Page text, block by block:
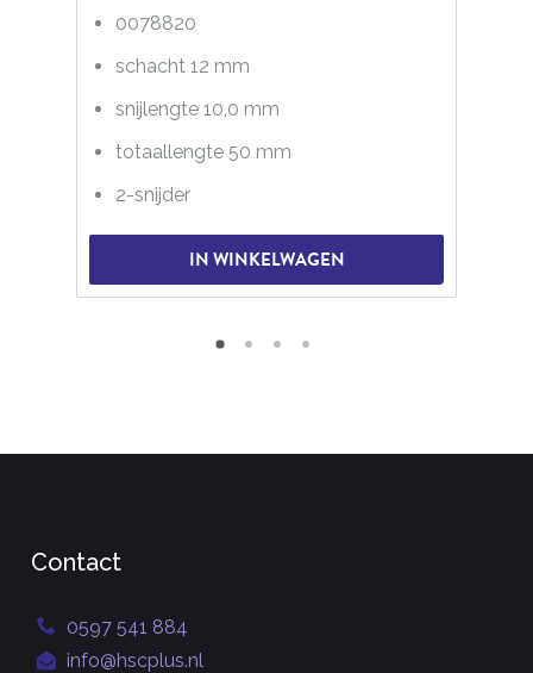
0078820
schacht 12 mm
snijlengte 10,0 mm
totaallengte 50 mm
2-snijder
IN WINKELWAGEN
Contact
0597 541 884
info@hscplus.nl